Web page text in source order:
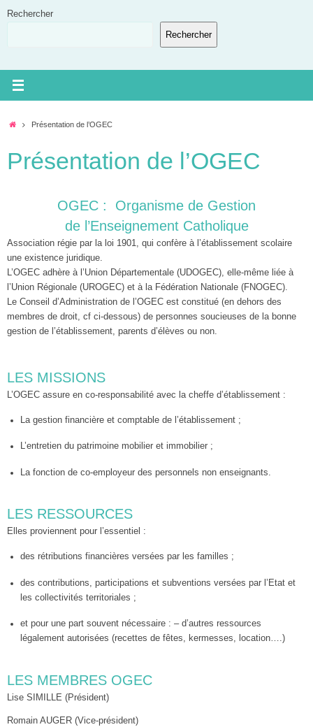
Rechercher
Rechercher
AccueilPrésentation de l’OGEC
Présentation de l’OGEC
OGEC : Organisme de Gestion
de l’Enseignement Catholique
Association régie par la loi 1901, qui confère à l’établissement scolaire
une existence juridique.
L’OGEC adhère à l’Union Départementale (UDOGEC), elle-même liée à
l’Union Régionale (UROGEC) et à la Fédération Nationale (FNOGEC).
Le Conseil d’Administration de l’OGEC est constitué (en dehors des
membres de droit, cf ci-dessous) de personnes soucieuses de la bonne
gestion de l’établissement, parents d’élèves ou non.
LES MISSIONS
L’OGEC assure en co-responsabilité avec la cheffe d’établissement :
La gestion financière et comptable de l’établissement ;
L’entretien du patrimoine mobilier et immobilier ;
La fonction de co-employeur des personnels non enseignants.
LES RESSOURCES
Elles proviennent pour l’essentiel :
des rétributions financières versées par les familles ;
des contributions, participations et subventions versées par l’Etat et
les collectivités territoriales ;
et pour une part souvent nécessaire : – d’autres ressources
légalement autorisées (recettes de fêtes, kermesses, location….)
LES MEMBRES OGEC
Lise SIMILLE (Président)
Romain AUGER (Vice-président)